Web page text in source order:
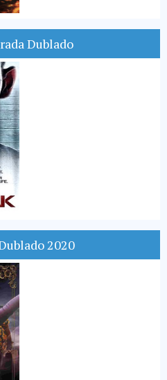
Dublado
2020